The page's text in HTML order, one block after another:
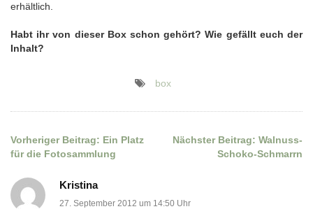
erhältlich.
Habt ihr von dieser Box schon gehört? Wie gefällt euch der
Inhalt?
box
Beitragsnavigation
Vorheriger Beitrag: Ein Platz
für die Fotosammlung
Nächster Beitrag: Walnuss-
Schoko-Schmarrn
Kristina
27. September 2012 um 14:50 Uhr